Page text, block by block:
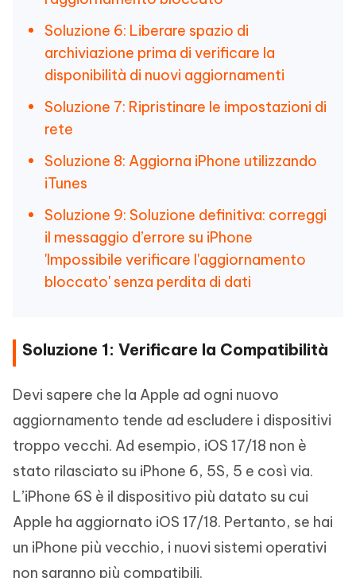
Soluzione 6: Liberare spazio di
archiviazione prima di verificare la
disponibilità di nuovi aggiornamenti
Soluzione 7: Ripristinare le impostazioni di
rete
Soluzione 8: Aggiorna iPhone utilizzando
iTunes
Soluzione 9: Soluzione definitiva: correggi
il messaggio d’errore su iPhone
'Impossibile verificare l'aggiornamento
bloccato' senza perdita di dati
Soluzione 1: Verificare la Compatibilità
Devi sapere che la Apple ad ogni nuovo
aggiornamento tende ad escludere i dispositivi
troppo vecchi. Ad esempio, iOS 17/18 non è
stato rilasciato su iPhone 6, 5S, 5 e così via.
L’iPhone 6S è il dispositivo più datato su cui
Apple ha aggiornato iOS 17/18. Pertanto, se hai
un iPhone più vecchio, i nuovi sistemi operativi
non saranno più compatibili.